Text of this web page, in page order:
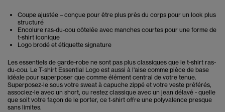
Coupe ajustée – conçue pour être plus près du corps pour un look plus
structuré
Encolure ras-du-cou côtelée avec manches courtes pour une forme de
t-shirt iconique
Logo brodé et étiquette signature
Les essentiels de garde-robe ne sont pas plus classiques que le t-shirt ras-
du-cou. Le T-shirt Essential Logo est aussi à l'aise comme pièce de base
idéale pour superposer que comme élément central de votre tenue.
Superposez-le sous votre sweat à capuche zippé et votre veste préférés,
associez-le avec un short, ou restez classique avec un jean délavé - quelle
que soit votre façon de le porter, ce t-shirt offre une polyvalence presque
sans limites.